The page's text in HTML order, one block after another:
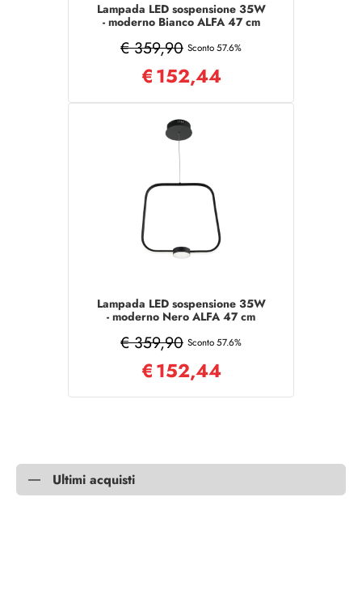
Lampada LED sospensione 35W
- moderno Bianco ALFA 47 cm
€ 359,90 Sconto 57.6%
€152,44
Lampada LED sospensione 35W
- moderno Nero ALFA 47 cm
€ 359,90 Sconto 57.6%
€152,44
Ultimi acquisti